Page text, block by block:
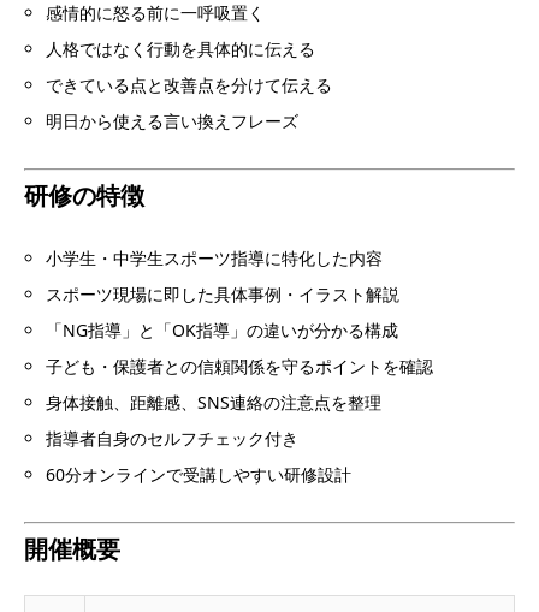
感情的に怒る前に一呼吸置く
人格ではなく行動を具体的に伝える
できている点と改善点を分けて伝える
明日から使える言い換えフレーズ
研修の特徴
小学生・中学生スポーツ指導に特化した内容
スポーツ現場に即した具体事例・イラスト解説
「NG指導」と「OK指導」の違いが分かる構成
子ども・保護者との信頼関係を守るポイントを確認
身体接触、距離感、SNS連絡の注意点を整理
指導者自身のセルフチェック付き
60分オンラインで受講しやすい研修設計
開催概要